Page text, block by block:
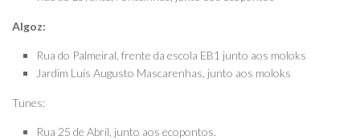
Algoz:
Rua do Palmeiral, frente da escola EB1 junto aos moloks
Jardim Luís Augusto Mascarenhas, junto aos moloks
Tunes:
Rua 25 de Abril, junto aos ecopontos.